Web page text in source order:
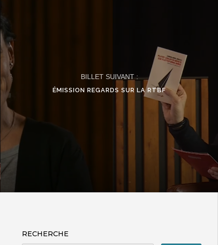
BILLET SUIVANT :
ÉMISSION REGARDS SUR LA RTBF
RECHERCHE